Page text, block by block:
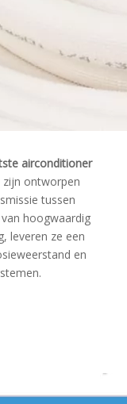
airconditioner
zijn ontworpen
tussen
hoogwaardig
leveren ze een
en